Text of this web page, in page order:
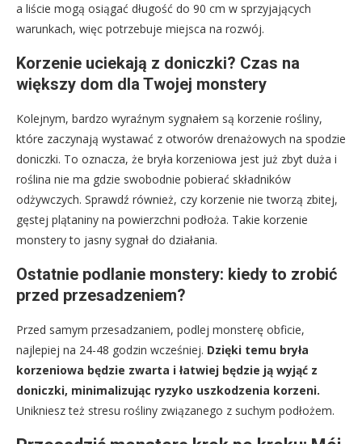
a liście mogą osiągać długość do 90 cm w sprzyjających
warunkach, więc potrzebuje miejsca na rozwój.
Korzenie uciekają z doniczki? Czas na
większy dom dla Twojej monstery
Kolejnym, bardzo wyraźnym sygnałem są korzenie rośliny,
które zaczynają wystawać z otworów drenażowych na spodzie
doniczki. To oznacza, że bryła korzeniowa jest już zbyt duża i
roślina nie ma gdzie swobodnie pobierać składników
odżywczych. Sprawdź również, czy korzenie nie tworzą zbitej,
gęstej plątaniny na powierzchni podłoża. Takie korzenie
monstery to jasny sygnał do działania.
Ostatnie podlanie monstery: kiedy to zrobić
przed przesadzeniem?
Przed samym przesadzaniem, podlej monsterę obficie,
najlepiej na 24-48 godzin wcześniej. Dzięki temu bryła
korzeniowa będzie zwarta i łatwiej będzie ją wyjąć z
doniczki, minimalizując ryzyko uszkodzenia korzeni.
Unikniesz też stresu rośliny związanego z suchym podłożem.